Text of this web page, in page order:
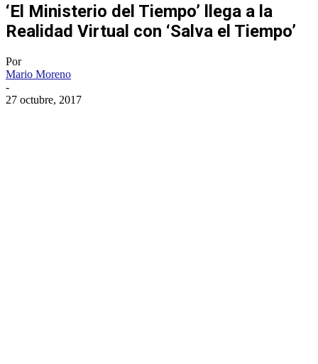
‘El Ministerio del Tiempo’ llega a la
Realidad Virtual con ‘Salva el Tiempo’
Por
Mario Moreno
-
27 octubre, 2017